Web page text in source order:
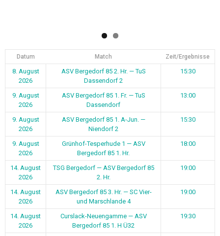
Datum Match Zeit/Ergebnisse
8. August
2026
ASV Bergedorf 85 2. Hr. — TuS
Dassendorf 2
15:30
9. August
2026
ASV Bergedorf 85 1. Fr. — TuS
Dassendorf
13:00
9. August
2026
ASV Bergedorf 85 1. A-Jun. —
Niendorf 2
15:30
9. August
2026
Grünhof-Tesperhude 1 — ASV
Bergedorf 85 1. Hr.
18:00
14. August
2026
TSG Bergedorf — ASV Bergedorf 85
2. Hr.
19:00
14. August
2026
ASV Bergedorf 85 3. Hr. — SC Vier-
und Marschlande 4
19:00
14. August
2026
Curslack-Neuengamme — ASV
Bergedorf 85 1. H Ü32
19:30